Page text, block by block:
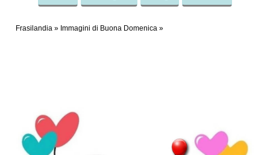
Frasilandia » Immagini di Buona Domenica »